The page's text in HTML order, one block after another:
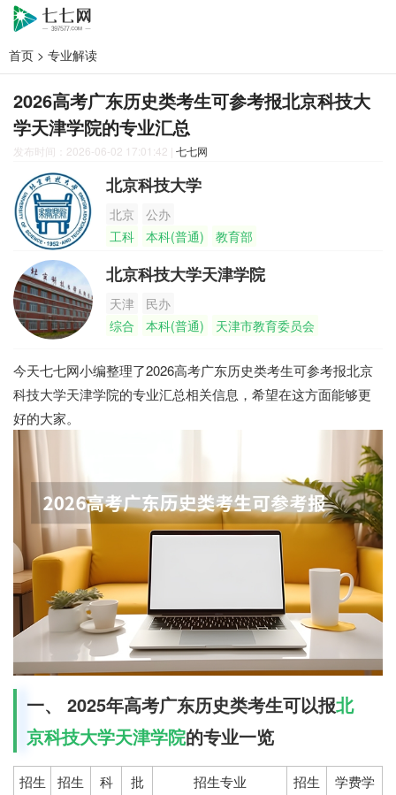
首页 > 专业解读
2026高考广东历史类考生可参考报北京科技大
学天津学院的专业汇总
发布时间：2026-06-02 17:01:42 | 七七网
北京科技大学
北京
公办
工科
本科(普通) 教育部
北京科技大学天津学院
天津
民办
综合
本科(普通) 天津市教育委员会
今天七七网小编整理了2026高考广东历史类考生可参考报北京
科技大学天津学院的专业汇总相关信息，希望在这方面能够更
好的大家。
一、 2025年高考广东历史类考生可以报北
京科技大学天津学院的专业一览
招生
招生
科
批
招生专业
招生
学费学